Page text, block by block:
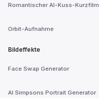
Romantischer AI-Kuss-Kurzfilm
Orbit-Aufnahme
Bildeffekte
Face Swap Generator
AI Simpsons Portrait Generator